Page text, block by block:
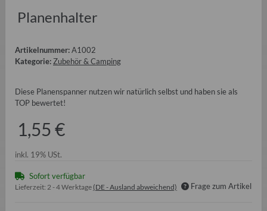
Planenhalter
Artikelnummer:A1002
Kategorie: Zubehör & Camping
Diese Planenspanner nutzen wir natürlich selbst und haben sie als
TOP bewertet!
1,55 €
inkl. 19% USt.
Sofort verfügbar
Lieferzeit: 2 - 4 Werktage (DE - Ausland abweichend) Frage zum Artikel